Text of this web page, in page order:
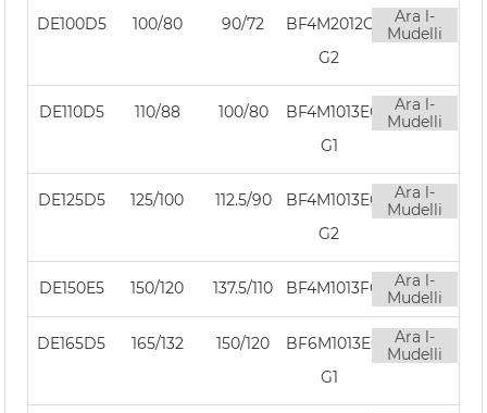
DE100D5 100/80 90/72
BF4M2012C
G2
Ara l-
Mudelli
DE110D5 110/88 100/80
BF4M1013EC
G1
Ara l-
Mudelli
DE125D5 125/100 112.5/90
BF4M1013EC
G2
Ara l-
Mudelli
DE150E5 150/120 137.5/110 BF4M1013FC
Ara l-
Mudelli
DE165D5 165/132 150/120
BF6M1013EC
G1
Ara l-
Mudelli